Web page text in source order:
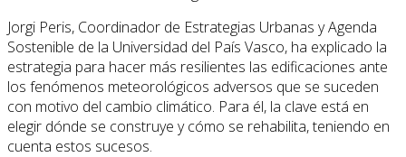
Jorgi Peris, Coordinador de Estrategias Urbanas y Agenda
Sostenible de la Universidad del País Vasco, ha explicado la
estrategia para hacer más resilientes las edificaciones ante
los fenómenos meteorológicos adversos que se suceden
con motivo del cambio climático. Para él, la clave está en
elegir dónde se construye y cómo se rehabilita, teniendo en
cuenta estos sucesos.